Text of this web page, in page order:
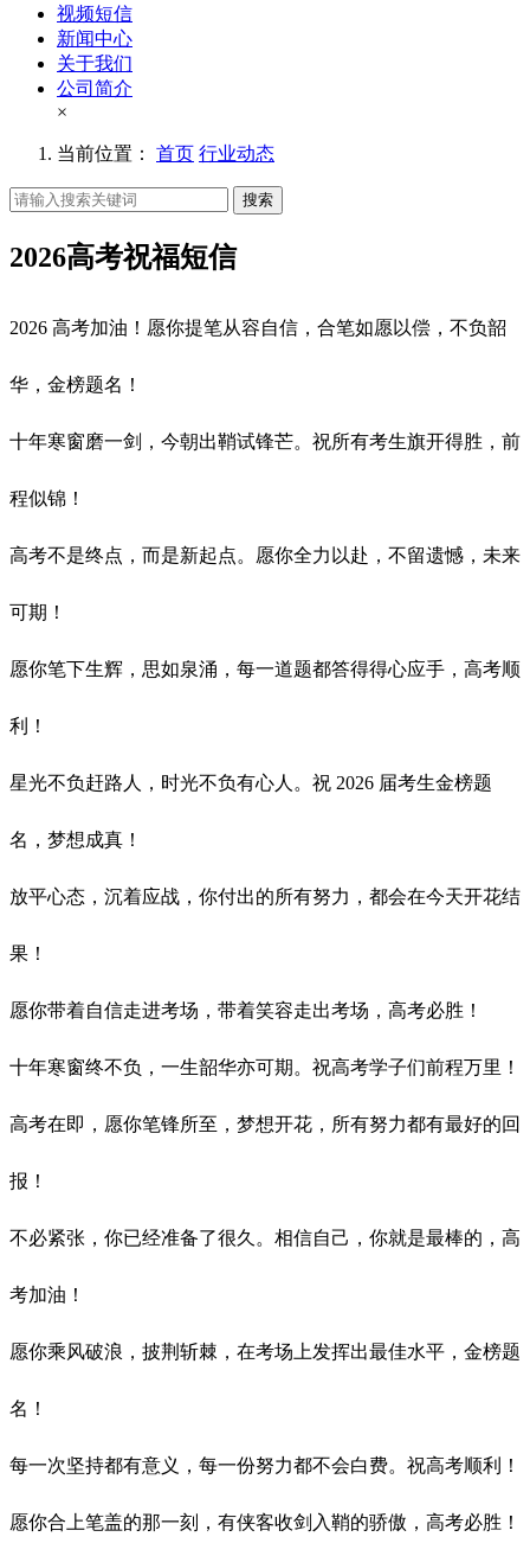
视频短信
新闻中心
关于我们
公司简介
×
当前位置： 首页 行业动态
搜索
2026高考祝福短信
2026 高考加油！愿你提笔从容自信，合笔如愿以偿，不负韶
华，金榜题名！
十年寒窗磨一剑，今朝出鞘试锋芒。祝所有考生旗开得胜，前
程似锦！
高考不是终点，而是新起点。愿你全力以赴，不留遗憾，未来
可期！
愿你笔下生辉，思如泉涌，每一道题都答得得心应手，高考顺
利！
星光不负赶路人，时光不负有心人。祝 2026 届考生金榜题
名，梦想成真！
放平心态，沉着应战，你付出的所有努力，都会在今天开花结
果！
愿你带着自信走进考场，带着笑容走出考场，高考必胜！
十年寒窗终不负，一生韶华亦可期。祝高考学子们前程万里！
高考在即，愿你笔锋所至，梦想开花，所有努力都有最好的回
报！
不必紧张，你已经准备了很久。相信自己，你就是最棒的，高
考加油！
愿你乘风破浪，披荆斩棘，在考场上发挥出最佳水平，金榜题
名！
每一次坚持都有意义，每一份努力都不会白费。祝高考顺利！
愿你合上笔盖的那一刻，有侠客收剑入鞘的骄傲，高考必胜！